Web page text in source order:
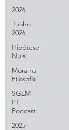
2026
Junho
2026
Hipótese
Nula
Mora na
Filosofia
SGEM
PT
Podcast
2025